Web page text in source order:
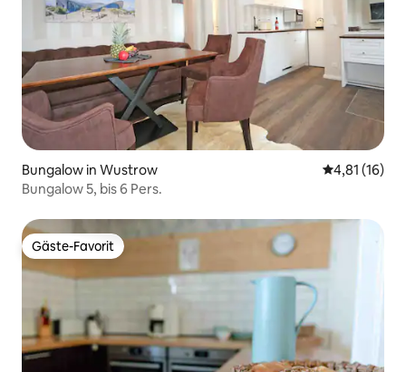
Bungalow in Wustrow
4,81 (16)
Bungalow 5, bis 6 Pers.
Gäste-Favorit
Gäste-Favorit